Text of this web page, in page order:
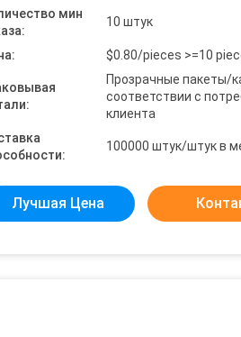
мин
10 штук
$0.80/pieces >=10
Прозрачные пакеты/
соответствии с
клиента
100000 штук/штук в
Лучшая Цена